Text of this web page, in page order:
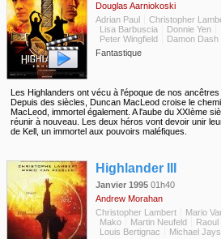
Douglas Aarniokoski
Adrian Paul
Christopher
Lisa Barbuscia
Donnie Yen
Peter Wingfield
Damon Dash
Fantastique
Les Highlanders ont vécu à l'époque de nos
Depuis des siècles, Duncan MacLeod croise le
MacLeod, immortel également. A l'aube du XXIème
réunir à nouveau. Les deux héros vont devoir unir
de Kell, un immortel aux pouvoirs maléfiques.
Highlander III
Janvier 1995 01h40
Andrew Morahan
Christopher Lambert
Mario
Mako
Martin Neufeld Raoul
Louis Bertignac
Michael